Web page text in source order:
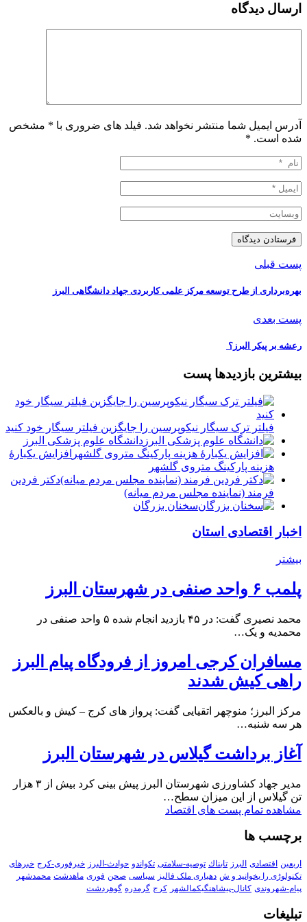
ارسال دیدگاه
آدرس ایمیل شما منتشر نخواهد شد. فیلد های ضروری با * مشخص
شده است. *
پست قبلی
بهره‌برداری از طرح توسعه مرکز علمی کاربردی جهاد دانشگاهی البرز
پست بعدی
رعشه بر پيكر البرز؟ ️
بیشترین بازدیدها پست
فیلتر ترک سیگار نیکوپرسین را جایگزین فیلتر سیگار خود کنید
دانشگاه علوم پزشکی البرز
افزایش یکبارۀ
هزینه پارکینگ متروی گلشهر
دكتر فردين
فرمند (نماينده مجلس مردم میانه)
سخنان بزرگان
اخبار اقتصادی استان
بیشتر
پلمب ۶ واحد صنفی در شهرستان البرز
محمد نصیری گفت: در ۴۵ بازدید انجام شده ۵ واحد صنفی در
محمدیه و یک…
مسافران کرجی امروز از فرودگاه پیام البرز
راهی کیش شدند
مرکز البرز؛ منوچهر اتقیایی گفت: پرواز های کرج – کیش و بالعکس
هر سه شنبه…
آغاز برداشت گیلاس در شهرستان البرز
مدیر جهاد کشاورزی شهرستان البرز پیش بینی کرد بیش از ۳ هزار
تن گیلاس از این میزان سطح…
مشاهده تمام پست های اقتصاد
برچسب ها
اربعین اقتصادی البرز تابناك توصیه-سلامتی تکواندو حوادث-البرز خبرفوری-کرج خبرهای
تکنولوڑی را بخوانید و ش دهیاری ملک فالیز سیاسی صحن فوری ماهدشت محمدشهر
پیام-شهروندی کانال-پیشاهنگیکمالشهر کرج گرمدره گوهردشت
تبلیغات